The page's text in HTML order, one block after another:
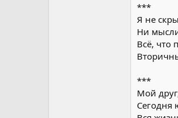
***
Я не
Ни
Всё, что
***
Мой
Сегодня